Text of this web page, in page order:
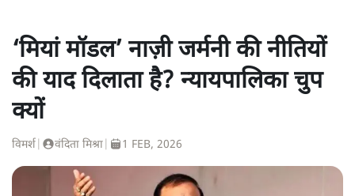
‘मियां मॉडल’ नाज़ी जर्मनी की नीतियों
की याद दिलाता है? न्यायपालिका चुप
क्यों
विमर्श वंदिता मिश्रा 1 FEB, 2026